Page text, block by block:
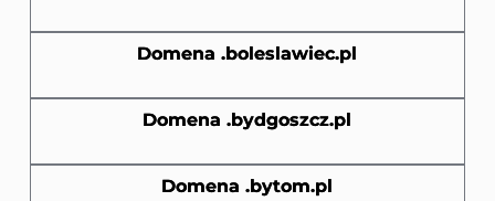
Domena .boleslawiec.pl
Domena .bydgoszcz.pl
Domena .bytom.pl